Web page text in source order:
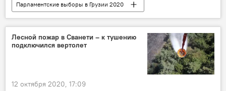
Парламентские выборы в Грузии 2020
Предвыборная кампания в Грузии 2020
Радио
ПОЛИТИКА Грузия
Лесной пожар в Сванети – к тушению
подключился вертолет
12 октября 2020, 17:09